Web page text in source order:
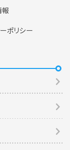
報
ポリシー